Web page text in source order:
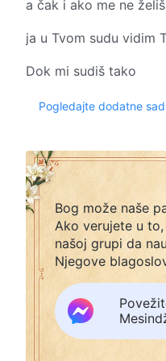
a čak i ako me ne
ja u Tvom sudu vidim
Dok mi sudiš tako
da i drugi u Tvom
ja se osećam
II
Ako Tvoj sud može
i da svim stvorenim
te ako moju ljubav
kako bih mogao
Pogledajte dodatne
Bog može naše
Ako verujete u
našoj grupi da
Njegove